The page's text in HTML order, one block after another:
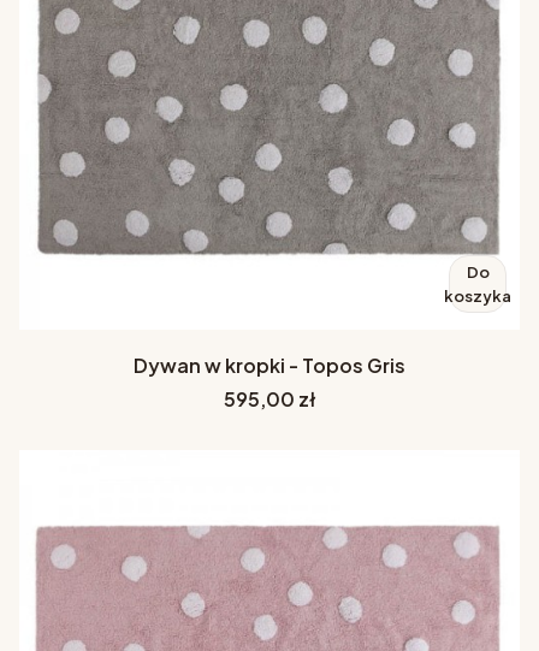
Do
koszyka
Dywan w kropki - Topos Gris
Cena
595,00 zł